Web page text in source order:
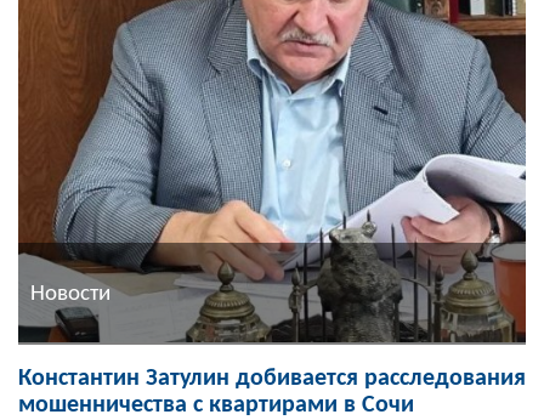
Новости
Константин Затулин добивается расследования
мошенничества с квартирами в Сочи